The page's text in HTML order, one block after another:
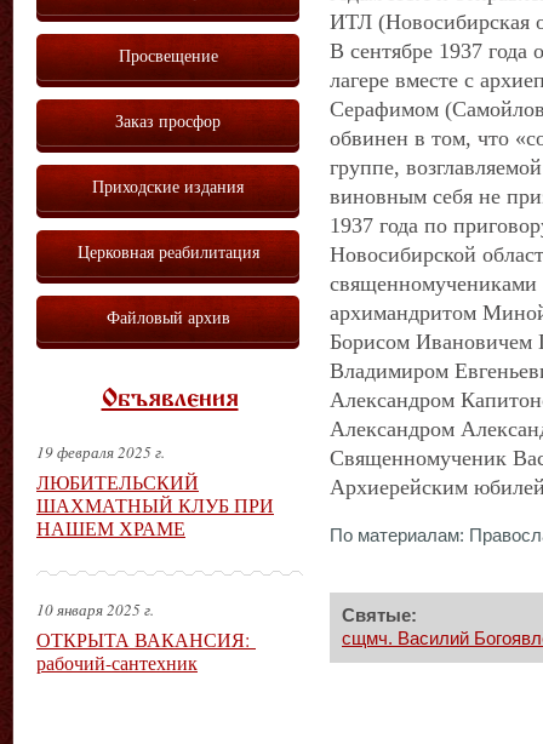
ИТЛ (Новосибирская
В сентябре 1937 года
лагере вместе с
Серафимом
обвинен в том, что
группе,
виновным себя не
1937 года по
Новосибирской
архимандритом
Борисом Ивановичем
Владимиром
Александром
Александром
Священномученик
Архиерейским
По материалам:
Святые:
сщмч. Василий
Просвещение
Заказ просфор
Приходские издания
Церковная реабилитация
Файловый архив
Объявления
19 февраля 2025 г.
ЛЮБИТЕЛЬСКИЙ
ШАХМАТНЫЙ КЛУБ ПРИ
НАШЕМ ХРАМЕ
10 января 2025 г.
ОТКРЫТА ВАКАНСИЯ:
рабочий-сантехник